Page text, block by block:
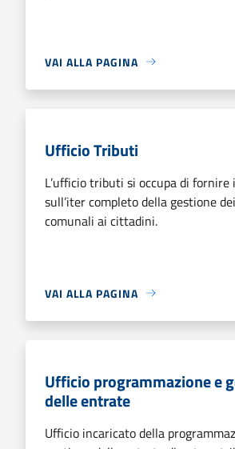
VAI ALLA PAGINA
Ufficio Tributi
L’ufficio tributi si occupa di
sull’iter completo della gestione
comunali ai cittadini.
VAI ALLA PAGINA
Ufficio programmazione e
delle entrate
Ufficio incaricato della